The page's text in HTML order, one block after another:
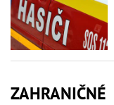
ZAHRANIČNÉ